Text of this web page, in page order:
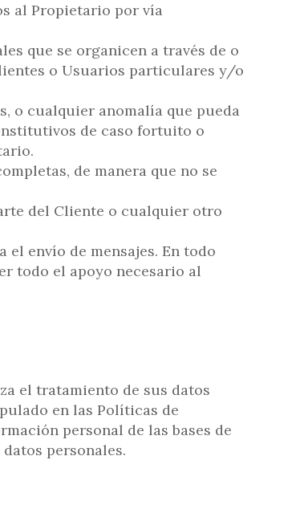
al Propietario por vía
que se organicen a través de o
o Usuarios particulares y/o
o cualquier anomalía que pueda
de caso fortuito o
de manera que no se
del Cliente o cualquier otro
envío de mensajes. En todo
todo el apoyo necesario al
el tratamiento de sus datos
en las Políticas de
personal de las bases de
personales.